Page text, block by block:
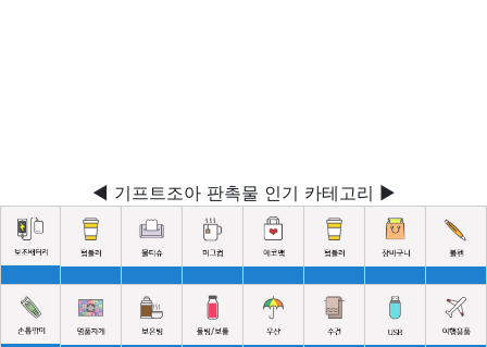
◀ 기프트조아 판촉물 인기 카테고리 ▶